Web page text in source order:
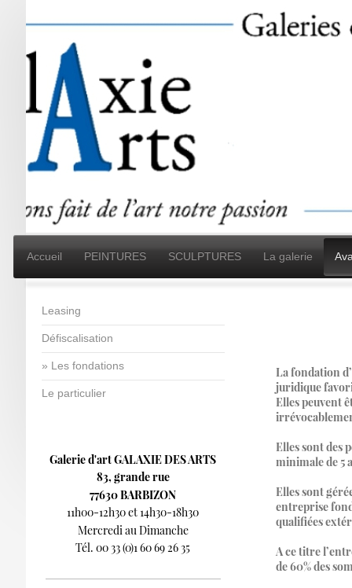
Accueil PEINTURES SCULPTURES La galerie
La fondation
juridique
Elles peuvent
Elles sont des
minimale de 5
Elles sont
entreprise
qualifiées
A ce titre
de 60% des
Leasing
Défiscalisation
Les fondations
Le particulier
Galerie d'art GALAXIE DES ARTS
83, grande rue
77630 BARBIZON
11h00-12h30 et 14h30-18h30
Mercredi au Dimanche
Tél. 00 33 (0)1 60 69 26 35